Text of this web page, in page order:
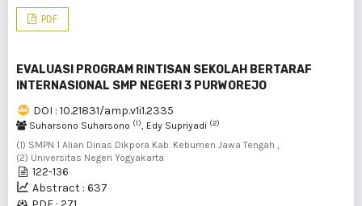
PDF
EVALUASI PROGRAM RINTISAN SEKOLAH BERTARAF
INTERNASIONAL SMP NEGERI 3 PURWOREJO
DOI : 10.21831/amp.v1i1.2335
Suharsono Suharsono (1), Edy Supriyadi (2)
(1) SMPN 1 Alian Dinas Dikpora Kab. Kebumen Jawa Tengah ,
(2) Universitas Negeri Yogyakarta
122-136
Abstract : 637